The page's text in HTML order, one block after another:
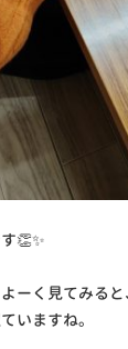
👏✨
ーく見てみると
いますね。